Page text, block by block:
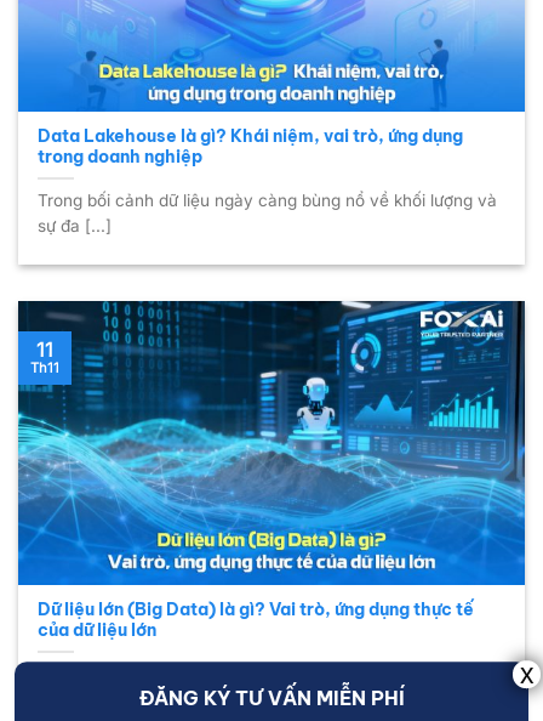
Data Lakehouse là gì? Khái niệm, vai trò, ứng dụng
trong doanh nghiệp
Trong bối cảnh dữ liệu ngày càng bùng nổ về khối lượng và
sự đa [...]
Dữ liệu lớn (Big Data) là gì? Vai trò, ứng dụng thực tế
của dữ liệu lớn
tài sản chiến [...]
11
Th11
ĐĂNG KÝ TƯ VẤN MIỄN PHÍ